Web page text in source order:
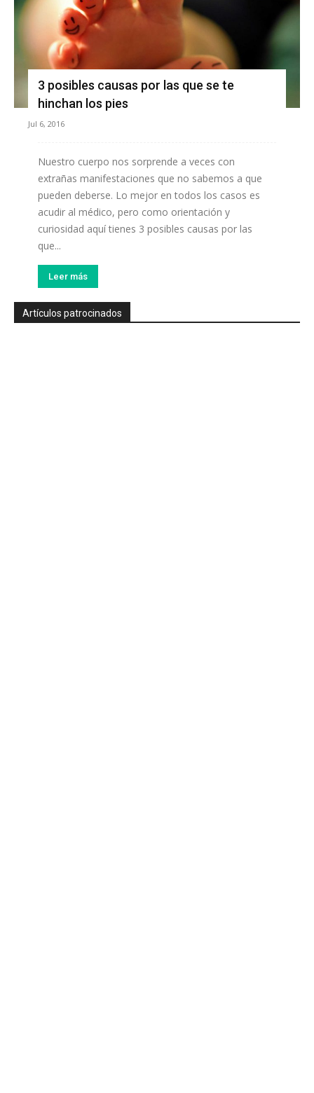
3 posibles causas por las que se te
hinchan los pies
Jul 6, 2016
Nuestro cuerpo nos sorprende a veces con
extrañas manifestaciones que no sabemos a que
pueden deberse. Lo mejor en todos los casos es
acudir al médico, pero como orientación y
curiosidad aquí tienes 3 posibles causas por las
que...
Leer más
Artículos patrocinados